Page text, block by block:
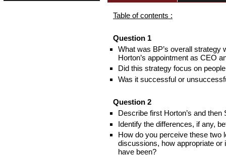
Table of contents :
Question 1
What was BP’s overall
Horton’s appointment as CEO
Did this strategy focus on
Was it successful or
Question 2
Describe first Horton’s and then
Identify the differences, if any,
How do you perceive these two
discussions, how appropriate or
have been?